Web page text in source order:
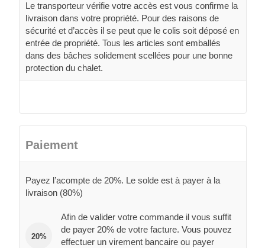
Le transporteur vérifie votre accès est vous confirme la
livraison dans votre propriété. Pour des raisons de
sécurité et d’accès il se peut que le colis soit déposé en
entrée de propriété. Tous les articles sont emballés
dans des bâches solidement scellées pour une bonne
protection du chalet.
Paiement
Payez l’acompte de 20%. Le solde est à payer à la
livraison (80%)
20%
Afin de valider votre commande il vous suffit
de payer 20% de votre facture. Vous pouvez
effectuer un virement bancaire ou payer